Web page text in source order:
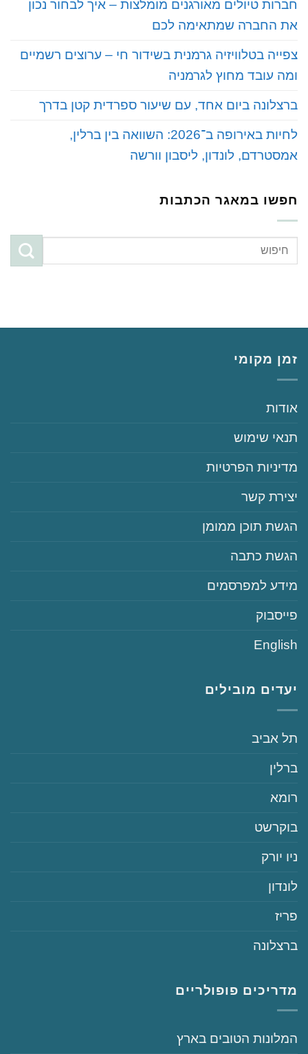
‏חברות טיולים מאורגנים מומלצות – איך לבחור נכון
את החברה שמתאימה לכם
‏צפייה בטלוויזיה גרמנית בשידור חי – ערוצים רשמיים
ומה עובד מחוץ לגרמניה
‏ברצלונה ביום אחד, עם שיעור ספרדית קטן בדרך
‏לחיות באירופה ב־2026: השוואה בין ברלין,
אמסטרדם, לונדון, ליסבון וורשה
חפשו במאגר הכתבות
זמן מקומי
‏‏אודות
‏‏תנאי שימוש
‏‏מדיניות הפרטיות
‏יצירת קשר
‏הגשת תוכן ממומן
‏הגשת כתבה
‏‏מידע למפרסמים
‏פייסבוק
English
יעדים מובילים
‏תל אביב
‏ברלין
‏רומא
‏בוקרשט
‏ניו יורק
‏לונדון
‏פריז
‏ברצלונה
מדריכים פופולריים
‏המלונות הטובים בארץ